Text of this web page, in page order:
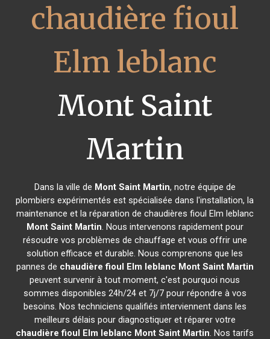
chaudière fioul
Elm leblanc
Mont Saint
Martin
Dans la ville de Mont Saint Martin, notre équipe de
plombiers expérimentés est spécialisée dans l'installation, la
maintenance et la réparation de chaudières fioul Elm leblanc
Mont Saint Martin. Nous intervenons rapidement pour
résoudre vos problèmes de chauffage et vous offrir une
solution efficace et durable. Nous comprenons que les
pannes de chaudière fioul Elm leblanc Mont Saint Martin
peuvent survenir à tout moment, c'est pourquoi nous
sommes disponibles 24h/24 et 7j/7 pour répondre à vos
besoins. Nos techniciens qualifiés interviennent dans les
meilleurs délais pour diagnostiquer et réparer votre
chaudière fioul Elm leblanc Mont Saint Martin. Nos tarifs